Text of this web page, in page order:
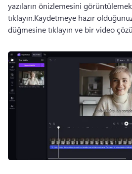
yazıların önizlemesini
tıklayın.Kaydetmeye hazır
düğmesine tıklayın ve bir video